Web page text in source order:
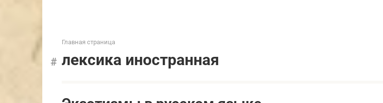
Главная страница
лексика иностранная